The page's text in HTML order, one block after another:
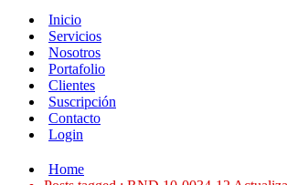
Inicio
Servicios
Nosotros
Portafolio
Clientes
Suscripción
Contacto
Login
Home